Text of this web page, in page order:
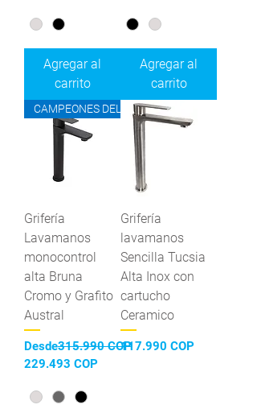
Agregar al
carrito
Agregar al
carrito
Grifería
Lavamanos
monocontrol
alta Bruna
Cromo y Grafito
Austral
Desde
Precio315.990 COP
229.493 COP
Precio de oferta
Grifería
lavamanos
Sencilla Tucsia
Alta Inox con
cartucho
Ceramico
Precio
117.990 COP